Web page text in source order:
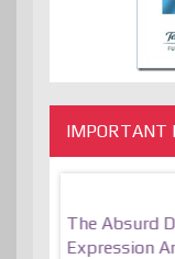
IMPORTANT
The Absurd
Expression